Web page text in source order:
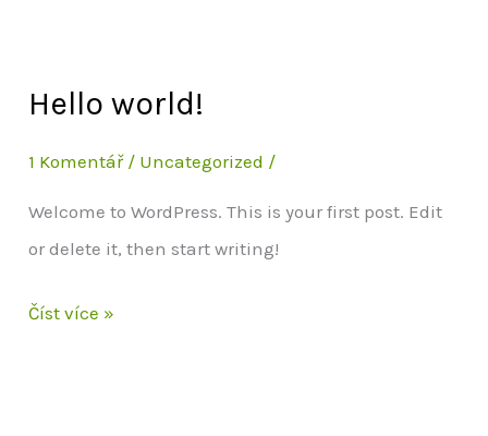
Hello world!
1 Komentář / Uncategorized /
Welcome to WordPress. This is your first post. Edit
or delete it, then start writing!
Hello
Číst více »